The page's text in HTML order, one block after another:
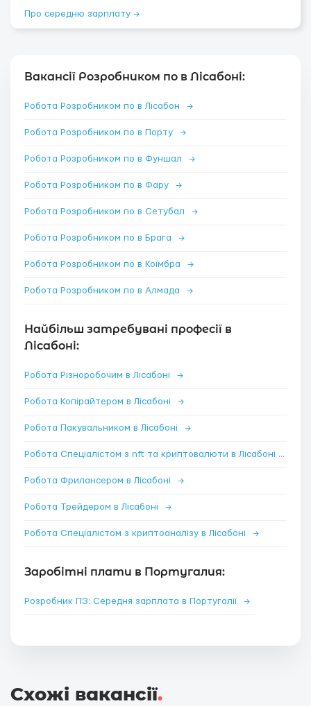
Про середню зарплату →
Вакансії Розробником по в Лісабоні:
Робота Розробником по в Лісабон →
Робота Розробником по в Порту →
Робота Розробником по в Фуншал →
Робота Розробником по в Фару →
Робота Розробником по в Сетубал →
Робота Розробником по в Брага →
Робота Розробником по в Коїмбра →
Робота Розробником по в Алмада →
Найбільш затребувані професії в
Лісабоні:
Робота Різноробочим в Лісабоні →
Робота Копірайтером в Лісабоні →
Робота Пакувальником в Лісабоні →
Робота Спеціалістом з nft та криптовалюти в Лісабоні→
Робота Фрилансером в Лісабоні →
Робота Трейдером в Лісабоні →
Робота Спеціалістом з криптоаналізу в Лісабоні →
Заробітні плати в Португалия:
Розробник ПЗ: Середня зарплата в Португалії →
Схожі вакансії.